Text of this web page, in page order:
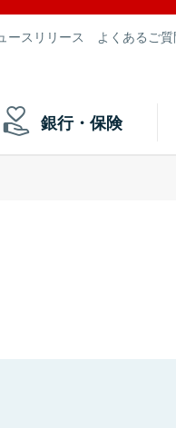
ースリリース よくあるご
銀行・保険